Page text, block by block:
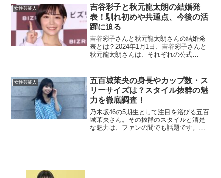
りの身長はどのくらい？桜田ひよりさん
の身長は、約 159cm...
女性芸能人
吉谷彩子と秋元龍太朗の結婚発
表！馴れ初めや共通点、今後の活
躍に迫る
吉谷彩子さんと秋元龍太朗さんの結婚発
表とは？2024年1月1日、吉谷彩子さんと
秋元龍太朗さんは、それぞれの公式
元龍太朗さんと結婚する運びとなりまし
た」と述べ、...
女性芸能人
五百城茉央の身長やカップ数・ス
リーサイズは？スタイル抜群の魅
力を徹底調査！
乃木坂46の5期生として注目を浴びる五百
城茉央さん。その抜群のスタイルと清楚
な魅力は、ファンの間でも話題です。本